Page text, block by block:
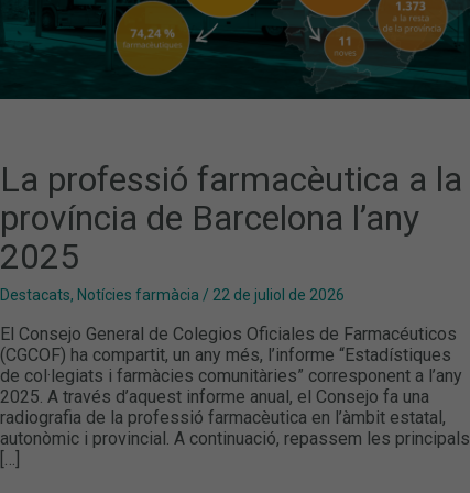
La professió farmacèutica a la
província de Barcelona l’any
2025
Destacats, Notícies farmàcia / 22 de juliol de 2026
El Consejo General de Colegios Oficiales de Farmacéuticos
(CGCOF) ha compartit, un any més, l’informe “Estadístiques
de col·legiats i farmàcies comunitàries” corresponent a l’any
2025. A través d’aquest informe anual, el Consejo fa una
radiografia de la professió farmacèutica en l’àmbit estatal,
autonòmic i provincial. A continuació, repassem les principals
[…]